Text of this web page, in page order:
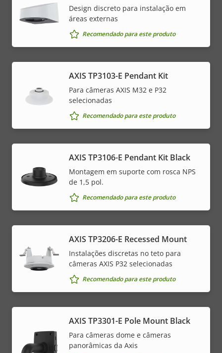
Design discreto para instalação em
áreas externas
Recomendado para este produto
AXIS TP3103-E Pendant Kit
Para câmeras AXIS M32 e P32
selecionadas
Recomendado para este produto
AXIS TP3106-E Pendant Kit Black
Montagem em suporte com rosca NPS
de 1,5 pol.
Recomendado para este produto
AXIS TP3206-E Recessed Mount
Instalações discretas no teto para
câmeras AXIS P32 selecionadas
Recomendado para este produto
AXIS TP3301-E Pole Mount Black
Para câmeras dome e câmeras
panorâmicas da Axis